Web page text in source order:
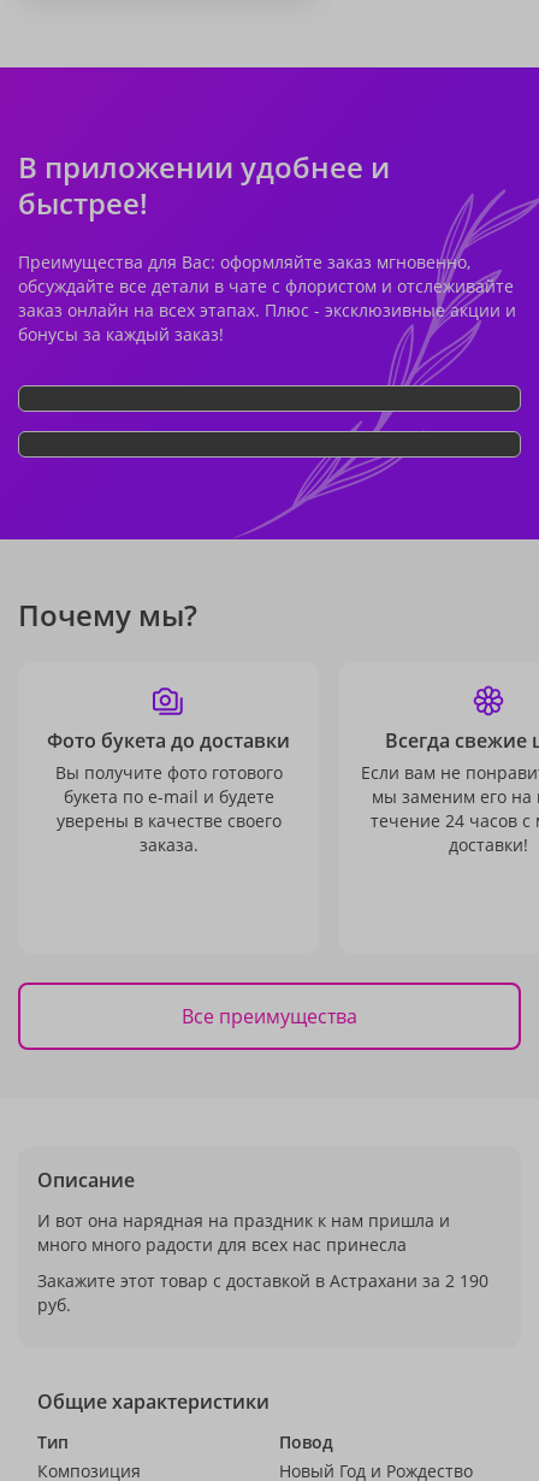
В приложении удобнее и
быстрее!
Преимущества для Вас: оформляйте заказ мгновенно,
обсуждайте все детали в чате с флористом и отслеживайте
заказ онлайн на всех этапах. Плюс - эксклюзивные акции и
бонусы за каждый заказ!
Почему мы?
Фото букета до доставки
Вы получите фото готового
букета по e-mail и будете
уверены в качестве своего
заказа.
Всегда свежие
Если вам не
мы заменим его на
течение 24 часов с
доставки!
Все преимущества
Описание
И вот она нарядная на праздник к нам пришла и
много много радости для всех нас принесла
Закажите этот товар с доставкой в Астрахани за 2 190
руб.
Общие характеристики
Тип
Композиция
Повод
Новый Год и Рождество